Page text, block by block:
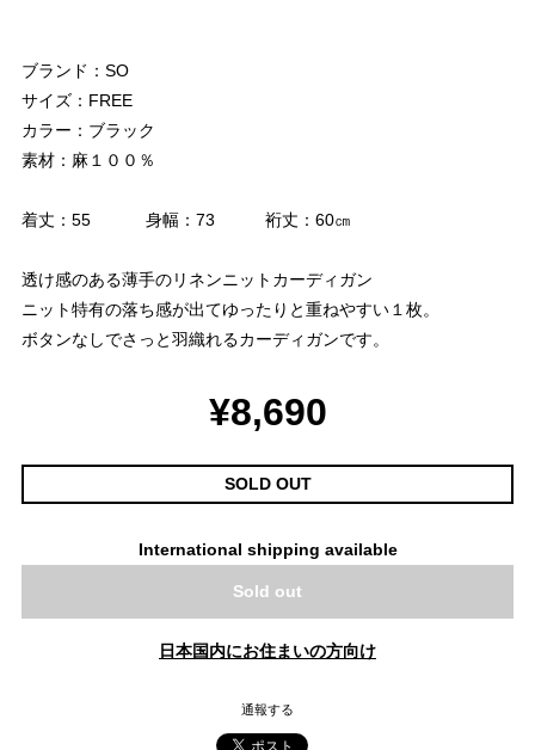
ブランド：SO
サイズ：FREE
カラー：ブラック
素材：麻１００％
着丈：55 身幅：73 裄丈：60㎝
透け感のある薄手のリネンニットカーディガン
ニット特有の落ち感が出てゆったりと重ねやすい１枚。
ボタンなしでさっと羽織れるカーディガンです。
¥8,690
SOLD OUT
International shipping available
Sold out
日本国内にお住まいの方向け
通報する